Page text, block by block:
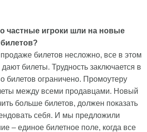
частные игроки шли на новые
билетов несложно, все в этом
билеты. Трудность заключается в
билетов ограничено. Промоутеру
между всеми продавцами. Новый
больше билетов, должен показать
себя. И мы предложили
– единое билетное поле, когда все